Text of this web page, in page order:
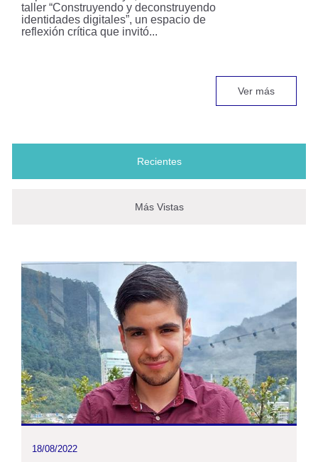
Profesores uniandes
La microfluidica de Uniandes
conversa con el mundo
taller “Construyendo y deconstruyendo
identidades digitales”, un espacio de
reflexión crítica que invitó...
Ver más
Recientes(solapa activa)
Más Vistas
18/08/2022